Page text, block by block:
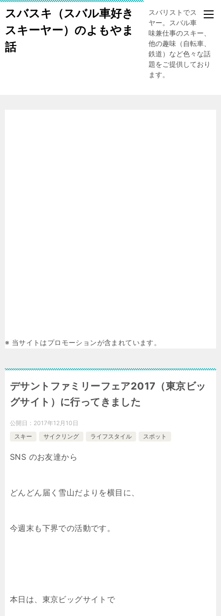
スバスキ（スバル車好き
スキーヤー）のよもやま
話
スバリストでスキー
ヤー。スバル車、趣
味兼仕事のスキー、
他の趣味（自転車、
鉄道）など色々な話
題をご提供しており
ます。
※ 当サイトはプロモーションが含まれています。
デサントファミリーフェア2017（東京ビッ
グサイト）に行ってきました
公開日： 2017年12月10日
スキー
サイクリング ライフスタイル スポット
SNS のお友達から
どんどん届く雪山だよりを横目に、
今週末も下界での活動です。
本日は、東京ビッグサイトで